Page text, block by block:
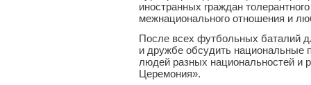
иностранных граждан
межнационального отношения и
После всех футбольных баталий
и дружбе обсудить национальные
людей разных национальностей и
Церемония».